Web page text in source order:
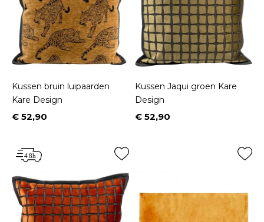
Kussen bruin luipaarden
Kare Design
Prijs
€ 52,90
Kussen Jaqui groen Kare
Design
Prijs
€ 52,90